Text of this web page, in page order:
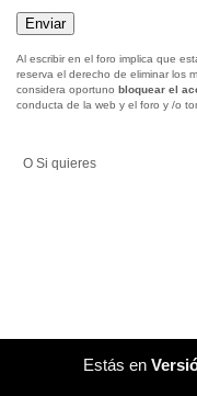
Al escribir en el foro implica que
reserva el derecho de eliminar los
considera oportuno bloquear el
conducta de la web y el foro y /o
O Si quieres
Estás en